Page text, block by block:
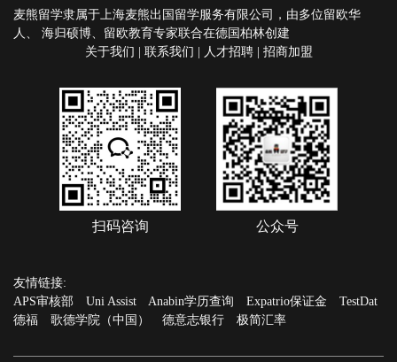
麦熊留学隶属于上海麦熊出国留学服务有限公司，由多位留欧华
人、 海归硕博、留欧教育专家联合在德国柏林创建
关于我们 | 联系我们 | 人才招聘| 招商加盟
扫码咨询 公众号
友情链接:
APS审核部
Uni Assist Anabin学历查询 Expatrio保证金
TestDat
德福
歌德学院（中国） 德意志银行 极简汇率